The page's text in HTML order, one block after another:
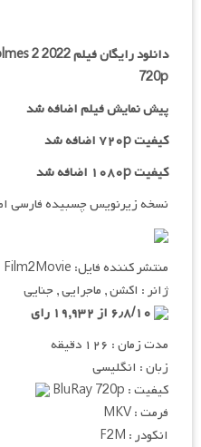
دانلود رایگان فیلم2 2022
720p
پیش نمایش فیلم اضافه شد
کیفیت ۷۲۰p اضافه شد
کیفیت ۱۰۸۰p اضافه شد
نسخه زیرنویس چسبیده فارسی
منتشر کننده فایل: Film2Movie
ژانر : اکشن , ماجرایی , جنایی
مدت زمان : ۱۲۶ دقیقه
زبان : انگلیسی
کیفیت : BluRay 720p
فرمت : MKV
انکودر : F2M